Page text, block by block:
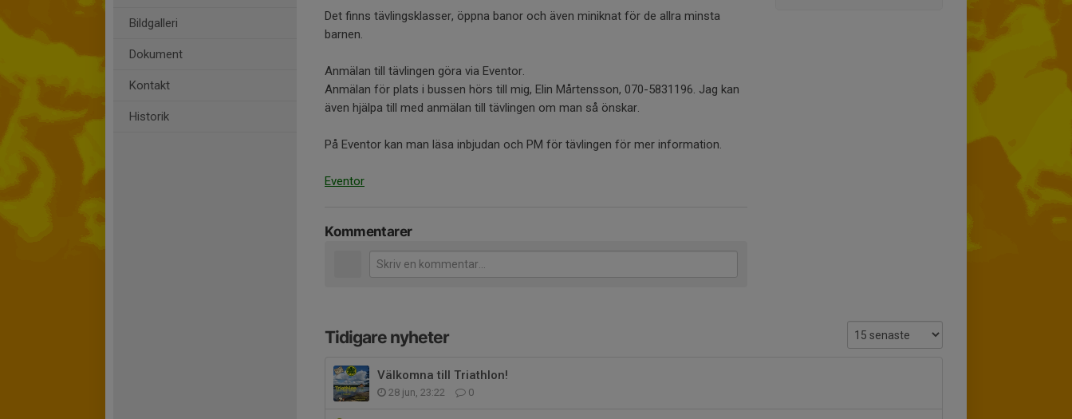
Bildgalleri
Dokument
Kontakt
Historik
Det finns tävlingsklasser, öppna banor och även miniknat för de allra minsta
barnen.
Anmälan till tävlingen göra via Eventor.
Anmälan för plats i bussen hörs till mig, Elin Mårtensson, 070-5831196. Jag kan
även hjälpa till med anmälan till tävlingen om man så önskar.
På Eventor kan man läsa inbjudan och PM för tävlingen för mer information.
Eventor
Kommentarer
Tidigare nyheter
Välkomna till Triathlon!
28 jun, 23:22 0